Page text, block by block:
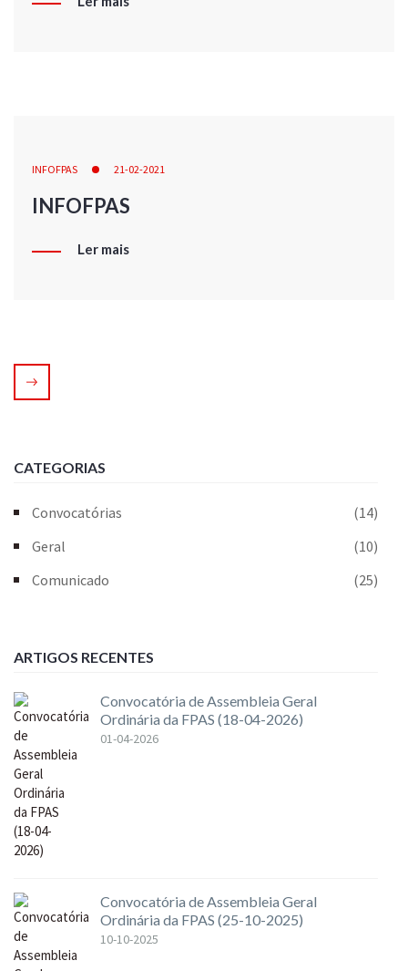
INFOFPAS 21-02-2021
INFOFPAS
Ler mais
CATEGORIAS
Convocatórias
(14)
Geral
(10)
Comunicado
(25)
ARTIGOS RECENTES
Convocatória de Assembleia Geral
Ordinária da FPAS (18-04-2026)
01-04-2026
Convocatória de Assembleia Geral
Ordinária da FPAS (25-10-2025)
10-10-2025